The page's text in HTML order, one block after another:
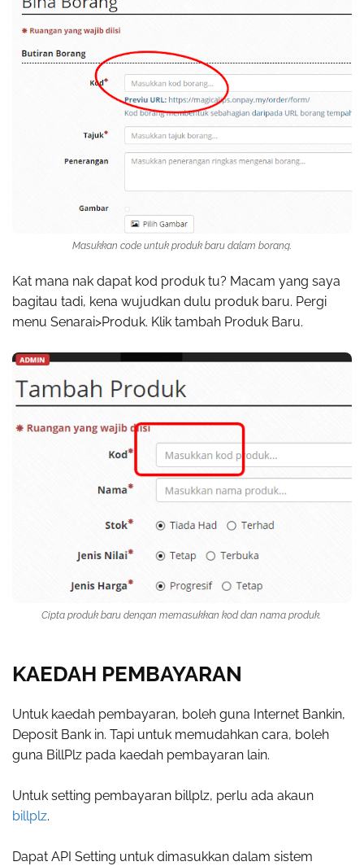
Masukkan code untuk produk baru dalam borang.
Kat mana nak dapat kod produk tu? Macam yang saya
bagitau tadi, kena wujudkan dulu produk baru. Pergi
menu Senarai>Produk. Klik tambah Produk Baru.
Cipta produk baru dengan memasukkan kod dan nama produk.
KAEDAH PEMBAYARAN
Untuk kaedah pembayaran, boleh guna Internet Bankin,
Deposit Bank in. Tapi untuk memudahkan cara, boleh
guna BillPlz pada kaedah pembayaran lain.
Untuk setting pembayaran billplz, perlu ada akaun
billplz.
Dapat API Setting untuk dimasukkan dalam sistem